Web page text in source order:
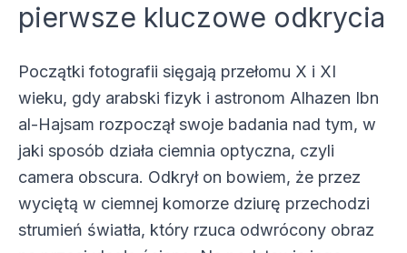
pierwsze kluczowe odkrycia
Początki fotografii sięgają przełomu X i XI
wieku, gdy arabski fizyk i astronom Alhazen Ibn
al-Hajsam rozpoczął swoje badania nad tym, w
jaki sposób działa ciemnia optyczna, czyli
camera obscura. Odkrył on bowiem, że przez
wyciętą w ciemnej komorze dziurę przechodzi
strumień światła, który rzuca odwrócony obraz